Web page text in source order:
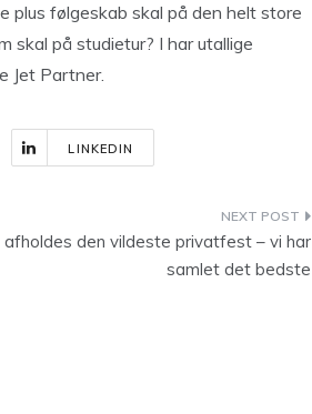
plus følgeskab skal på den helt store
skal på studietur? I har utallige
Jet Partner.
LINKEDIN
afholdes den vildeste privatfest – vi har
samlet det bedste